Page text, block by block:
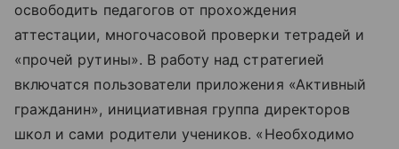
освободить педагогов от прохождения
аттестации, многочасовой проверки тетрадей и
«прочей рутины». В работу над стратегией
включатся пользователи приложения «Активный
гражданин», инициативная группа директоров
школ и сами родители учеников. «Необходимо